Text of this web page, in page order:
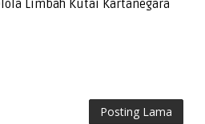
Limbah Kutai Kartanegara
Posting Lama